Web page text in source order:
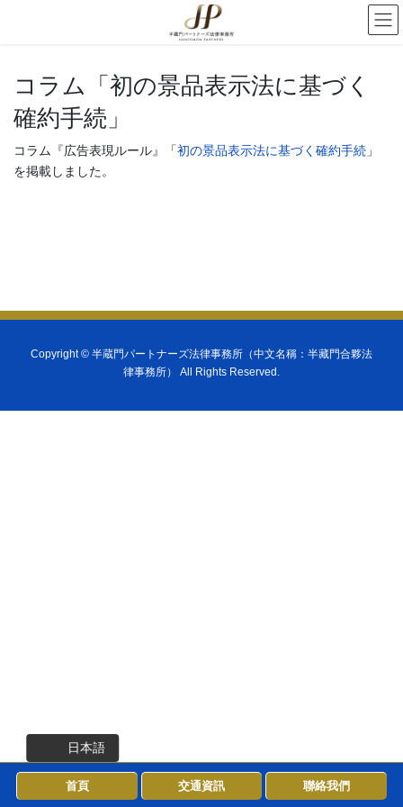
コラム「初の景品表示法に基づく
確約手続」
コラム『広告表現ルール』「初の景品表示法に基づく確約手続 」
を掲載しました。
日本語
Copyright © 半蔵門パートナーズ法律事務所（中文名稱：半藏門合夥法
律事務所）
All Rights Reserved.
首頁 交通資訊 聯絡我們